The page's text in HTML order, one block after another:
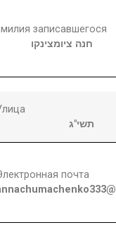
записавшегося
חנה ציומצינקו
תשי"ג
почта